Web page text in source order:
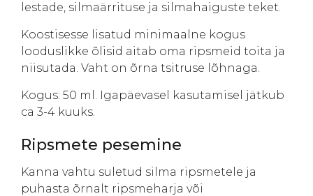
lestade, silmaärrituse ja silmahaiguste teket.
Koostisesse lisatud minimaalne kogus
looduslikke õlisid aitab oma ripsmeid toita ja
niisutada. Vaht on õrna tsitruse lõhnaga.
Kogus: 50 ml. Igapäevasel kasutamisel jätkub
ca 3-4 kuuks.
Ripsmete pesemine
Kanna vahtu suletud silma ripsmetele ja
puhasta õrnalt ripsmeharja või